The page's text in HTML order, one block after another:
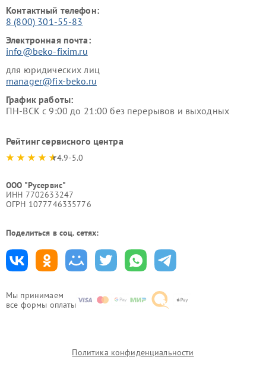
Мы принимаем
все формы оплаты
Контактный телефон:
8 (800) 301-55-83
Электронная почта:
info@beko-fixim.ru
для юридических лиц
manager@fix-beko.ru
График работы:
ПН-ВСК с 9:00 до 21:00 без перерывов и выходных
Рейтинг сервисного центра
4.9-5.0
ООО "Русервис"
ИНН 7702633247
ОГРН 1077746335776
Поделиться в соц. сетях:
Политика конфиденциальности